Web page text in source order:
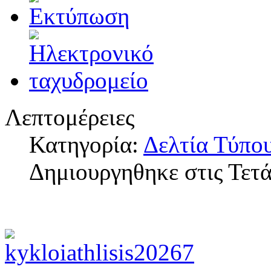
Λεπτομέρειες
Κατηγορία: Δελτία
Δημιουργηθηκε στις